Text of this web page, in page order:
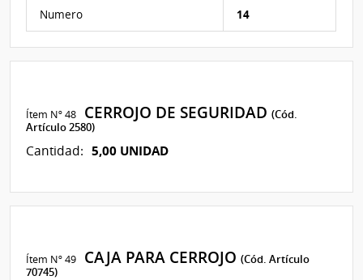
Numero 14
Ítem Nº 48 CERROJO DE SEGURIDAD(Cód.
Artículo 2580)
Cantidad: 5,00 UNIDAD
Ítem Nº 49 CAJA PARA CERROJO(Cód. Artículo
70745)